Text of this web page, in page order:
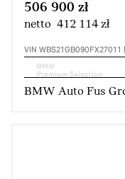
506 900 zł
netto 412 114 zł
VIN
BMW Auto Fus